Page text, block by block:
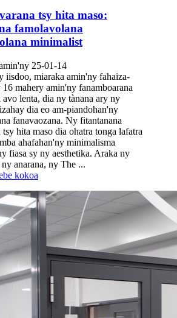
tsy hita maso:
famolavolana
minimalist
25-01-14
iisdoo, miaraka amin'ny fahaiza-
16 mahery amin'ny fanamboarana
avo lenta, dia ny tànana ary ny
dia eo am-piandohan'ny
fanavaozana. Ny fitantanana
tsy hita maso dia ohatra tonga lafatra
ahafahan'ny minimalisma
fiasa sy ny aesthetika. Araka ny
anarana, ny The ...
kokoa